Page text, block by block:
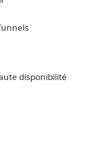
disponibilité